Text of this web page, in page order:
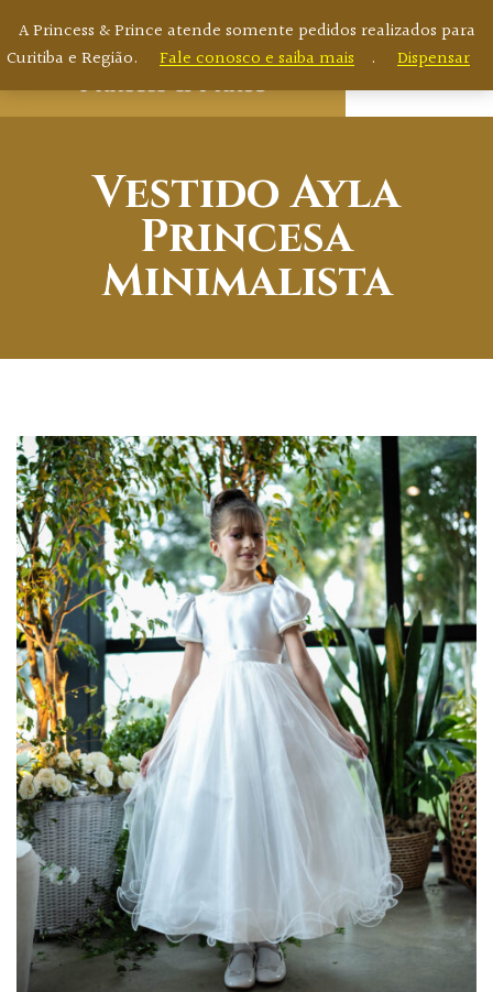
A Princess & Prince atende somente pedidos realizados para
Curitiba e Região.
Fale conosco e saiba mais . Dispensar
Vestido Ayla
Princesa
Minimalista